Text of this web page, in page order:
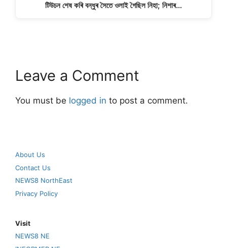
টিউচন শেষ কৰি বন্ধুৰ সৈতে ওলাই গৈছিল নিহা; নিশাৰ…
Leave a Comment
You must be logged in to post a comment.
About Us
Contact Us
NEWS8 NorthEast
Privacy Policy
Visit
NEWS8 NE